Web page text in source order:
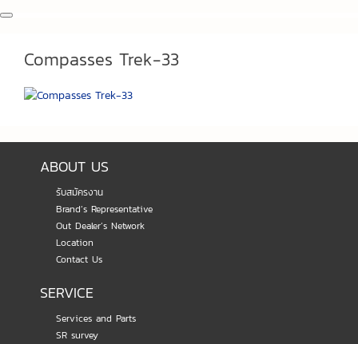
Compasses Trek-33
ABOUT US
รับสมัครงาน
Brand’s Representative
Out Dealer’s Network
Location
Contact Us
SERVICE
Services and Parts
SR survey